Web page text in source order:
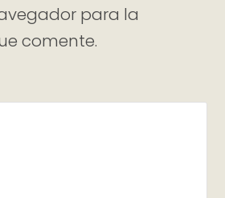
para la
comente.